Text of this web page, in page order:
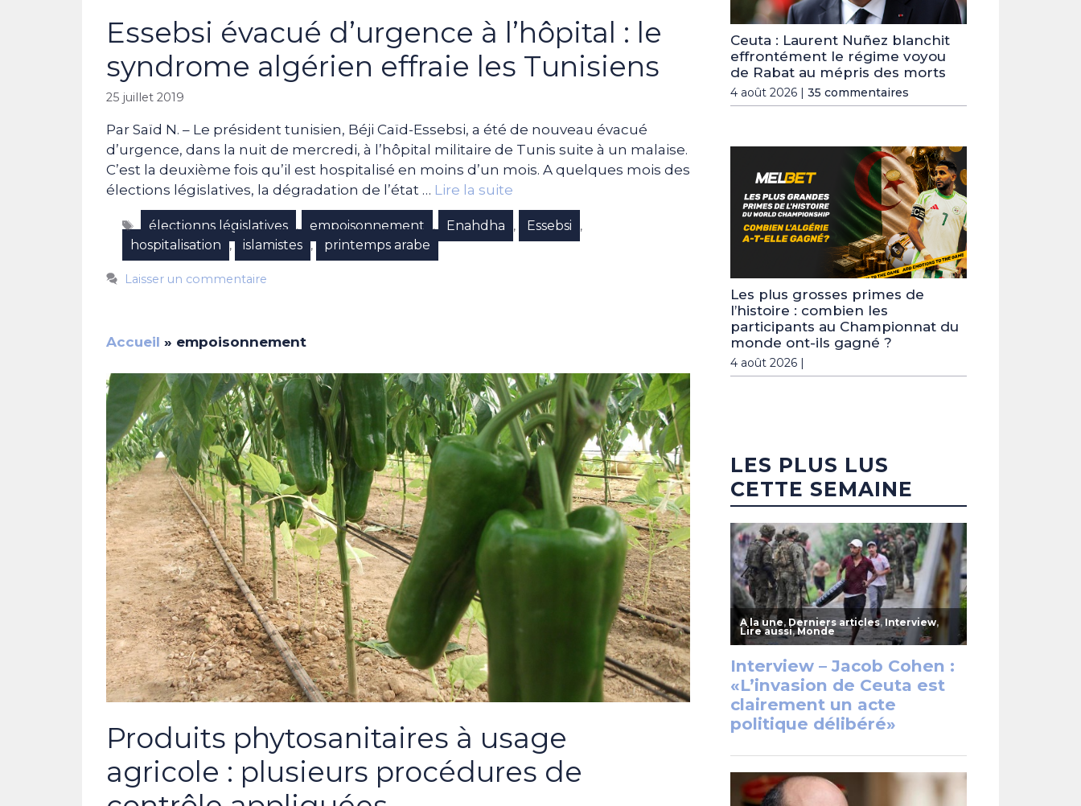
Essebsi évacué d’urgence à l’hôpital : le
syndrome algérien effraie les Tunisiens
25 juillet 2019
Par Saïd N. – Le président tunisien, Béji Caïd-Essebsi, a été de nouveau évacué
d’urgence, dans la nuit de mercredi, à l’hôpital militaire de Tunis suite à un malaise.
C’est la deuxième fois qu’il est hospitalisé en moins d’un mois. A quelques mois des
élections législatives, la dégradation de l’état … Lire la suite
Étiquettes
électionns législatives , empoisonnement , Enahdha , Essebsi ,
hospitalisation , islamistes , printemps arabe
Laisser un commentaire
Accueil » empoisonnement
Produits phytosanitaires à usage
agricole : plusieurs procédures de
Ceuta : Laurent Nuñez blanchit
effrontément le régime voyou
de Rabat au mépris des morts
4 août 2026 | 35 commentaires
Les plus grosses primes de
l’histoire : combien les
participants au Championnat du
monde ont-ils gagné ?
4 août 2026 |
LES PLUS LUS
CETTE SEMAINE